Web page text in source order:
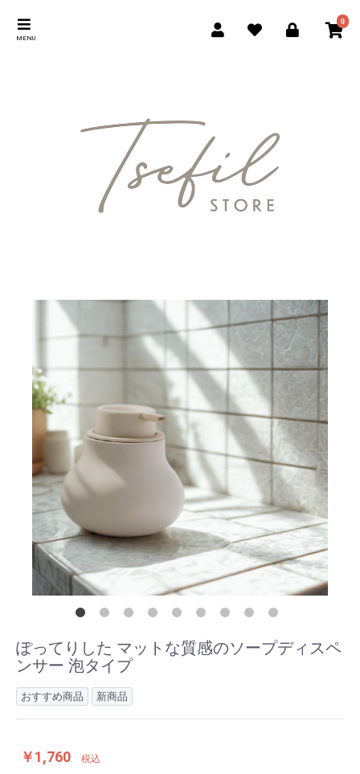
MENU
0
ぽってりした マットな質感のソープディスペ
ンサー 泡タイプ
おすすめ商品 新商品
￥1,760 税込